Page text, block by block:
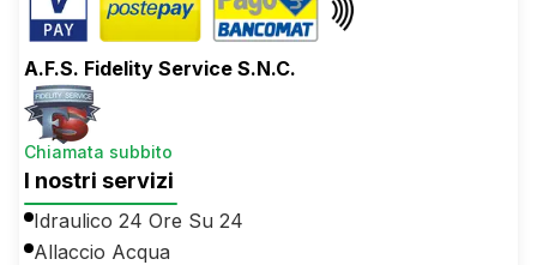
A.F.S. Fidelity Service S.N.C.
Chiamata subbito
I nostri servizi
Idraulico 24 Ore Su 24
Allaccio Acqua